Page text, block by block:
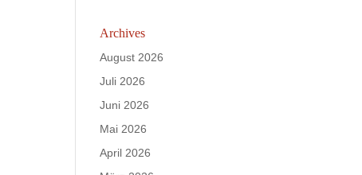
Archives
August 2026
Juli 2026
Juni 2026
Mai 2026
April 2026